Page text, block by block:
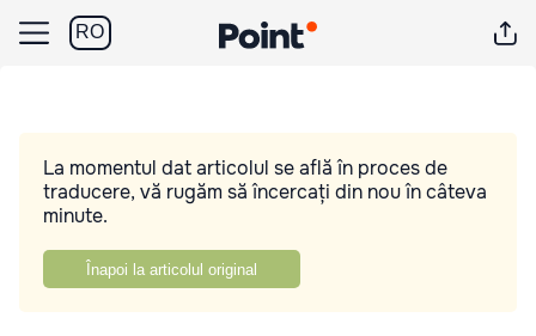
RO
La momentul dat articolul se află în proces de
traducere, vă rugăm să încercați din nou în câteva
minute.
Înapoi la articolul original